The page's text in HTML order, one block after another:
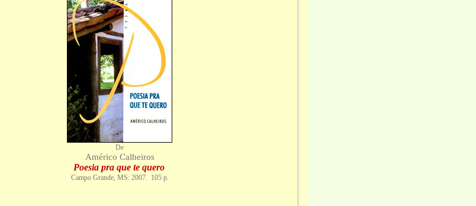
De
Américo Calheiros
Poesia pra que te quero
Campo Grande, MS: 2007. 105 p.